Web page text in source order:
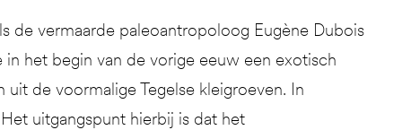
de vermaarde paleoantropoloog Eugène Dubois
het begin van de vorige eeuw een exotisch
de voormalige Tegelse kleigroeven. In
uitgangspunt hierbij is dat het